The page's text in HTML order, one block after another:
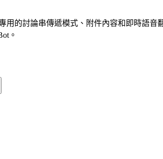
用的討論串傳遞模式、附件內容和即時語
。